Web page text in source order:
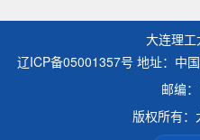
大连理工
辽ICP备05001357号 地址：中
邮编
版权所有